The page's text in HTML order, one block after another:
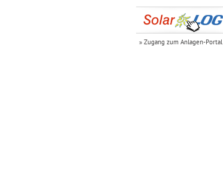
» Zugang zum Anlagen-Portal